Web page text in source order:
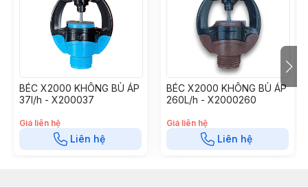
BÉC X2000 KHÔNG BÙ ÁP
37l/h - X200037
Giá liên hệ
Liên hệ
BÉC X2000 KHÔNG BÙ ÁP
260L/h - X2000260
Giá liên hệ
Liên hệ